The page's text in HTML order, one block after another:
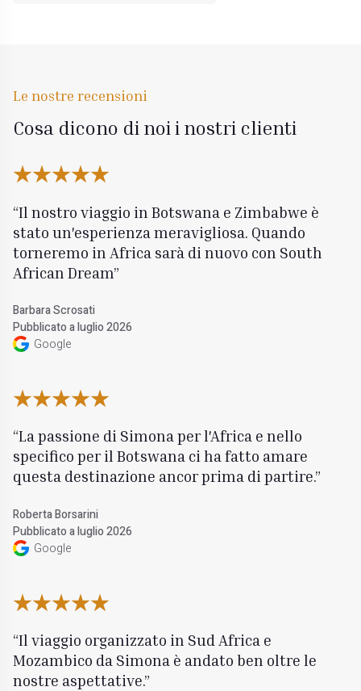
Le nostre recensioni
Cosa dicono di noi i nostri clienti
Il nostro viaggio in Botswana e Zimbabwe è
stato un'esperienza meravigliosa. Quando
torneremo in Africa sarà di nuovo con South
African Dream
Barbara Scrosati
Pubblicato a luglio 2026
Google
La passione di Simona per l'Africa e nello
specifico per il Botswana ci ha fatto amare
questa destinazione ancor prima di partire.
Roberta Borsarini
Pubblicato a luglio 2026
Google
Il viaggio organizzato in Sud Africa e
Mozambico da Simona è andato ben oltre le
nostre aspettative.